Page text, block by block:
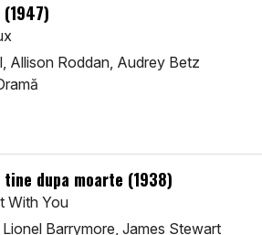
(1947)
Allison Roddan, Audrey Betz
dupa moarte (1938)
With You
Barrymore, James Stewart